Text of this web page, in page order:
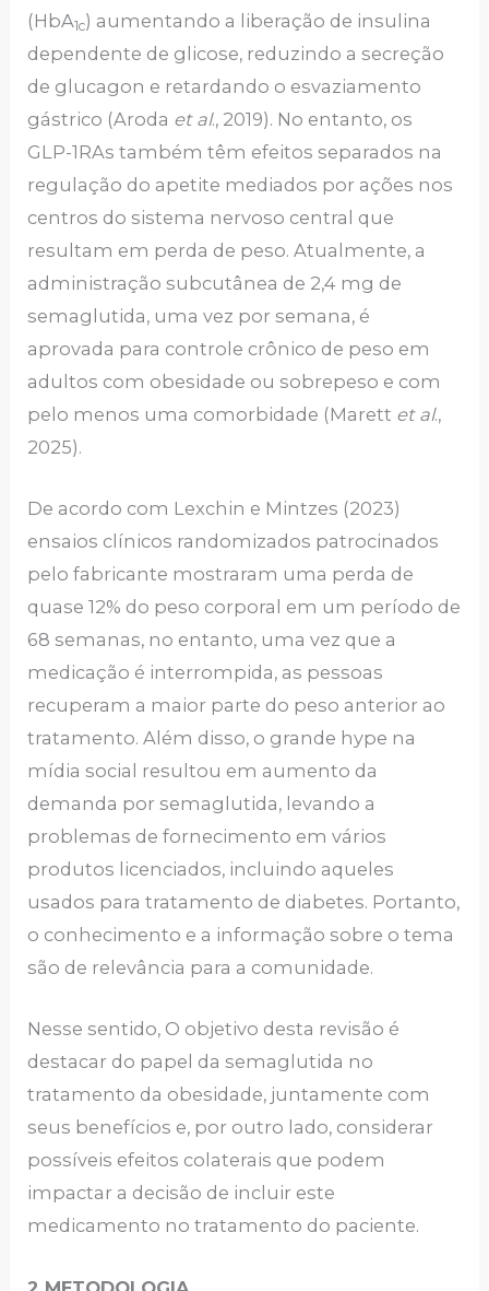
(HbA1c) aumentando a liberação de insulina
dependente de glicose, reduzindo a secreção
de glucagon e retardando o esvaziamento
gástrico (Aroda et al., 2019). No entanto, os
GLP-1RAs também têm efeitos separados na
regulação do apetite mediados por ações nos
centros do sistema nervoso central que
resultam em perda de peso. Atualmente, a
administração subcutânea de 2,4 mg de
semaglutida, uma vez por semana, é
aprovada para controle crônico de peso em
adultos com obesidade ou sobrepeso e com
pelo menos uma comorbidade (Marett et al.,
2025).
De acordo com Lexchin e Mintzes (2023)
ensaios clínicos randomizados patrocinados
pelo fabricante mostraram uma perda de
quase 12% do peso corporal em um período de
68 semanas, no entanto, uma vez que a
medicação é interrompida, as pessoas
recuperam a maior parte do peso anterior ao
tratamento. Além disso, o grande hype na
mídia social resultou em aumento da
demanda por semaglutida, levando a
problemas de fornecimento em vários
produtos licenciados, incluindo aqueles
usados ​​para tratamento de diabetes. Portanto,
o conhecimento e a informação sobre o tema
são de relevância para a comunidade.
Nesse sentido, O objetivo desta revisão é
destacar do papel da semaglutida no
tratamento da obesidade, juntamente com
seus benefícios e, por outro lado, considerar
possíveis efeitos colaterais que podem
impactar a decisão de incluir este
medicamento no tratamento do paciente.